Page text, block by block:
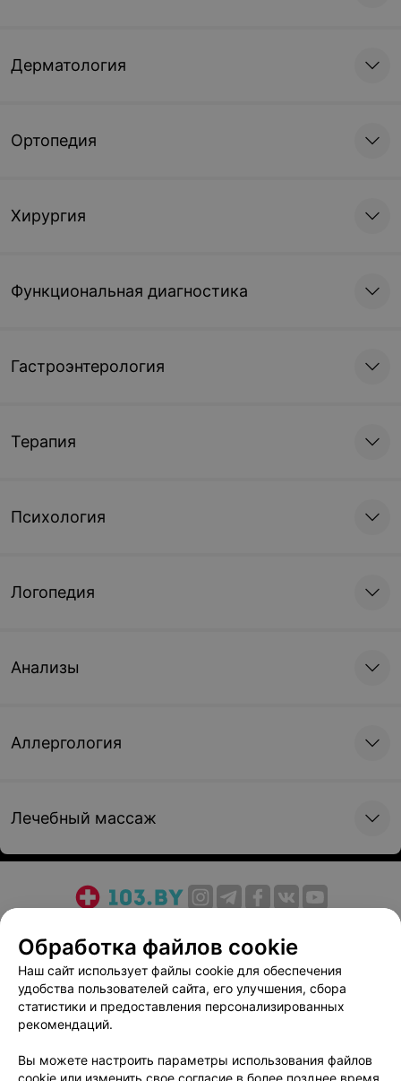
Дерматология
Ортопедия
Хирургия
Функциональная диагностика
Гастроэнтерология
Терапия
Психология
Логопедия
Анализы
Аллергология
Лечебный массаж
Медицинский маркетинг
Публичный договор
Пользовательское соглашение
Способы оплаты
Партнеры
Написать руководителю 103.by
Персональные настройки cookie
Обработка файлов cookie
Наш сайт использует файлы cookie для обеспечения
удобства пользователей сайта, его улучшения, сбора
статистики и предоставления персонализированных
рекомендаций.
Вы можете настроить параметры использования файлов
cookie или изменить свое согласие в более позднее время.